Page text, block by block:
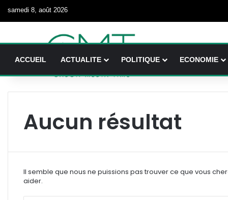
samedi 8, août 2026
ACCUEIL ACTUALITE POLITIQUE ECONOMIE
Aucun résultat
Il semble que nous ne puissions pas trouver ce que vous
aider.